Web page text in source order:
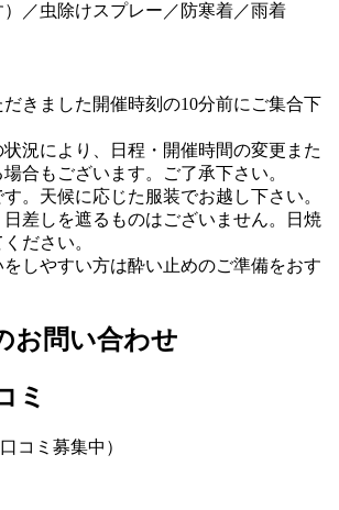
／虫除けスプレー／防寒着／雨着
きました開催時刻の10分前にご集合下
況により、日程・開催時間の変更また
合もございます。ご了承下さい。
。天候に応じた服装でお越し下さい。
差しを遮るものはございません。日焼
ださい。
しやすい方は酔い止めのご準備をおす
お問い合わせ
ミ
口コミ募集中）